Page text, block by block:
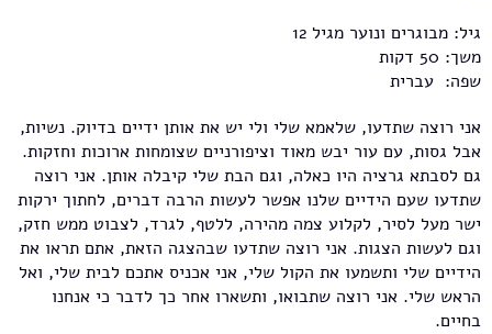
גיל: מבוגרים ונוער מגיל 12
משך: 50 דקות
שפה: עברית
אני רוצה שתדעו, שלאמא שלי ולי יש את אותן ידיים בדיוק. נשיות,
אבל גסות, עם עור יבש מאוד וציפורניים שצומחות ארוכות וחזקות.
גם לסבתא גרציה היו כאלה, וגם הבת שלי קיבלה אותן. אני רוצה
שתדעו שעם הידיים שלנו אפשר לעשות הרבה דברים, לחתוך ירקות
ישר מעל לסיר, לקלוע צמה מהירה, ללטף, לגרד, לצבוט ממש חזק,
וגם לעשות הצגות. אני רוצה שתדעו שבהצגה הזאת, אתם תראו את
הידיים שלי ותשמעו את הקול שלי, אני אכניס אתכם לבית שלי, ואל
הראש שלי. אני רוצה שתבואו, ותשארו אחר כך לדבר כי אנחנו
בחיים.